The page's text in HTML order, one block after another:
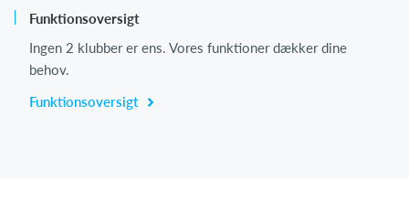
Funktionsoversigt
Ingen 2 klubber er ens. Vores funktioner dækker dine
behov.
Funktionsoversigt